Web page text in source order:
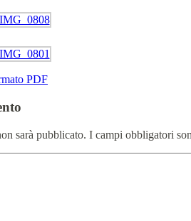
PDF
sarà pubblicato. I campi obbligatori